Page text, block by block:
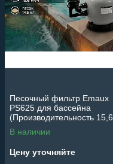
Песочный фильтр Emaux
PS625 для бассейна
(Производительность 15,6
м3/ч, стекловолокно,
диаметр 625 мм)
В наличии
Цену уточняйте